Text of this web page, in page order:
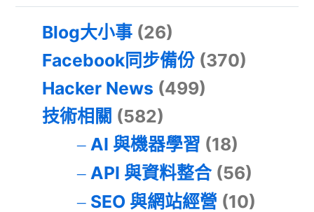
Blog大小事 (26)
Facebook同步備份 (370)
Hacker News (499)
技術相關 (582)
AI 與機器學習 (18)
API 與資料整合(56)
SEO 與網站經營 (10)